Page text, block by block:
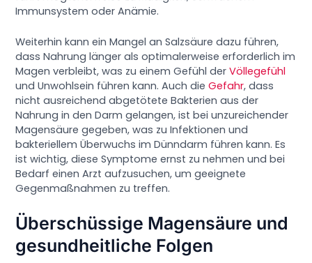
Immunsystem oder Anämie.
Weiterhin kann ein Mangel an Salzsäure dazu führen,
dass Nahrung länger als optimalerweise erforderlich im
Magen verbleibt, was zu einem Gefühl derVöllegefühl
und Unwohlsein führen kann. Auch dieGefahr, dass
nicht ausreichend abgetötete Bakterien aus der
Nahrung in den Darm gelangen, ist bei unzureichender
Magensäure gegeben, was zu Infektionen und
bakteriellem Überwuchs im Dünndarm führen kann. Es
ist wichtig, diese Symptome ernst zu nehmen und bei
Bedarf einen Arzt aufzusuchen, um geeignete
Gegenmaßnahmen zu treffen.
Überschüssige Magensäure und
gesundheitliche Folgen